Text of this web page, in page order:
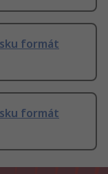
formát
formát